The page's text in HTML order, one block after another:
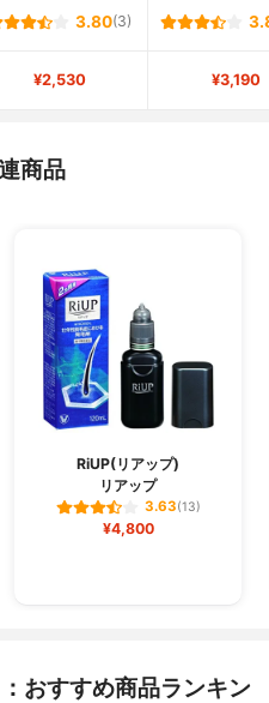
3.80(3)
¥2,530 ¥3,190
商品
RiUP(リアップ)
リアップ
3.63(13)
¥4,800
おすすめ商品ランキン